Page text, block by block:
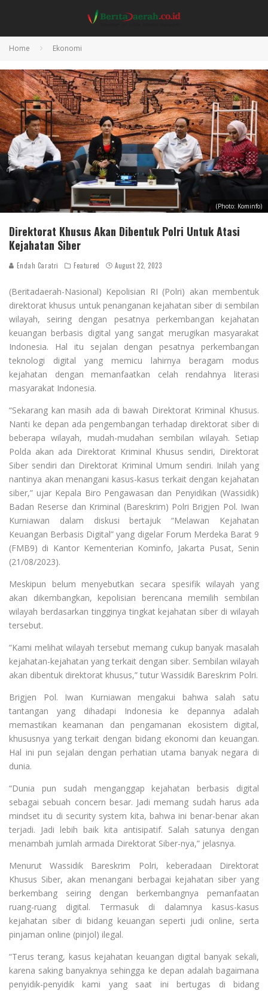
Home Ekonomi
(Photo: Kominfo)
Direktorat Khusus Akan Dibentuk Polri Untuk Atasi
Kejahatan Siber
Endah Caratri Featured August 22, 2023
(Beritadaerah-Nasional) Kepolisian RI (Polri) akan membentuk
direktorat khusus untuk penanganan kejahatan siber di sembilan
wilayah, seiring dengan pesatnya perkembangan kejahatan
keuangan berbasis digital yang sangat merugikan masyarakat
Indonesia. Hal itu sejalan dengan pesatnya perkembangan
teknologi digital yang memicu lahirnya beragam modus
kejahatan dengan memanfaatkan celah rendahnya literasi
masyarakat Indonesia.
“Sekarang kan masih ada di bawah Direktorat Kriminal Khusus.
Nanti ke depan ada pengembangan terhadap direktorat siber di
beberapa wilayah, mudah-mudahan sembilan wilayah. Setiap
Polda akan ada Direktorat Kriminal Khusus sendiri, Direktorat
Siber sendiri dan Direktorat Kriminal Umum sendiri. Inilah yang
nantinya akan menangani kasus-kasus terkait dengan kejahatan
siber,” ujar Kepala Biro Pengawasan dan Penyidikan (Wassidik)
Badan Reserse dan Kriminal (Bareskrim) Polri Brigjen Pol. Iwan
Kurniawan dalam diskusi bertajuk “Melawan Kejahatan
Keuangan Berbasis Digital” yang digelar Forum Merdeka Barat 9
(FMB9) di Kantor Kementerian Kominfo, Jakarta Pusat, Senin
(21/08/2023).
Meskipun belum menyebutkan secara spesifik wilayah yang
akan dikembangkan, kepolisian berencana memilih sembilan
wilayah berdasarkan tingginya tingkat kejahatan siber di wilayah
tersebut.
“Kami melihat wilayah tersebut memang cukup banyak masalah
kejahatan-kejahatan yang terkait dengan siber. Sembilan wilayah
akan dibentuk direktorat khusus,” tutur Wassidik Bareskrim Polri.
Brigjen Pol. Iwan Kurniawan mengakui bahwa salah satu
tantangan yang dihadapi Indonesia ke depannya adalah
memastikan keamanan dan pengamanan ekosistem digital,
khususnya yang terkait dengan bidang ekonomi dan keuangan.
Hal ini pun sejalan dengan perhatian utama banyak negara di
dunia.
“Dunia pun sudah menganggap kejahatan berbasis digital
sebagai sebuah concern besar. Jadi memang sudah harus ada
mindset itu di security system kita, bahwa ini benar-benar akan
terjadi. Jadi lebih baik kita antisipatif. Salah satunya dengan
menambah jumlah armada Direktorat Siber-nya,” jelasnya.
Menurut Wassidik Bareskrim Polri, keberadaan Direktorat
Khusus Siber, akan menangani berbagai kejahatan siber yang
berkembang seiring dengan berkembangnya pemanfaatan
ruang-ruang digital. Termasuk di dalamnya kasus-kasus
kejahatan siber di bidang keuangan seperti judi online, serta
pinjaman online (pinjol) ilegal.
“Terus terang, kasus kejahatan keuangan digital banyak sekali,
karena saking banyaknya sehingga ke depan adalah bagaimana
penyidik-penyidik kami yang saat ini bertugas di bidang